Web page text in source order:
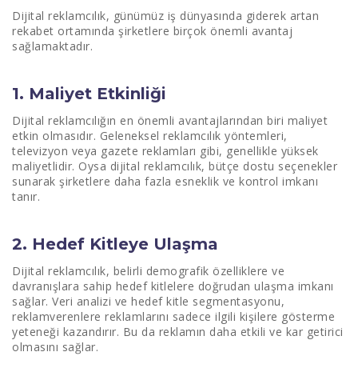
Dijital reklamcılık, günümüz iş dünyasında giderek artan
rekabet ortamında şirketlere birçok önemli avantaj
sağlamaktadır.
1. Maliyet Etkinliği
Dijital reklamcılığın en önemli avantajlarından biri maliyet
etkin olmasıdır. Geleneksel reklamcılık yöntemleri,
televizyon veya gazete reklamları gibi, genellikle yüksek
maliyetlidir. Oysa dijital reklamcılık, bütçe dostu seçenekler
sunarak şirketlere daha fazla esneklik ve kontrol imkanı
tanır.
2. Hedef Kitleye Ulaşma
Dijital reklamcılık, belirli demografik özelliklere ve
davranışlara sahip hedef kitlelere doğrudan ulaşma imkanı
sağlar. Veri analizi ve hedef kitle segmentasyonu,
reklamverenlere reklamlarını sadece ilgili kişilere gösterme
yeteneği kazandırır. Bu da reklamın daha etkili ve kar getirici
olmasını sağlar.